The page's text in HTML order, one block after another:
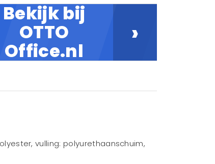
Bekijk bij
OTTO
Office.nl
›
vulling: polyurethaanschuim,